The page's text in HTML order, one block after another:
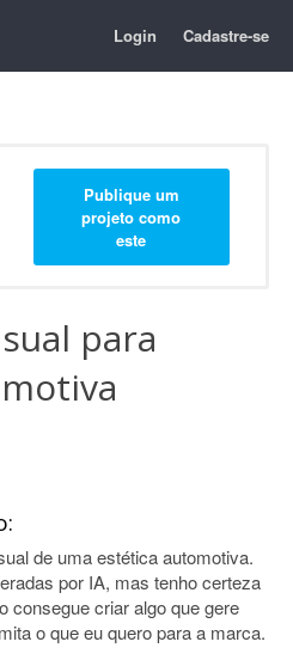
Login Cadastre-se
Publique um
projeto como
este
para
de uma estética automotiva.
por IA, mas tenho certeza
consegue criar algo que gere
o que eu quero para a marca.